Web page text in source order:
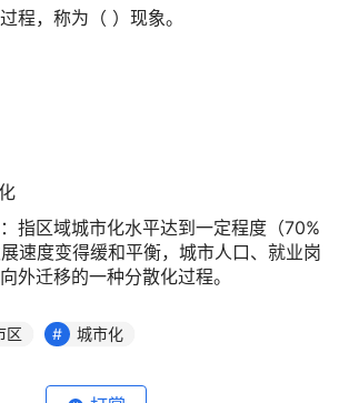
程，称为（ ）现象。
指区域城市化水平达到一定程度（70%
速度变得缓和平衡，城市人口、就业岗
外迁移的一种分散化过程。
区 城市化